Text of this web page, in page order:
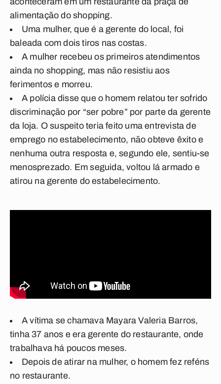
alimentação do shopping.
Uma mulher, que é a gerente do local, foi
baleada com dois tiros nas costas.
A mulher recebeu os primeiros atendimentos
ainda no shopping, mas não resistiu aos
ferimentos e morreu.
A polícia disse que o homem relatou ter sofrido
discriminação por “ser pobre” por parte da gerente
da loja. Osuspeito teria feito uma entrevista de
emprego no estabelecimento, não obteve êxito e
nenhuma outra resposta e, segundo ele, sentiu-se
menosprezado. Em seguida, voltou lá armado e
atirou na gerente do estabelecimento.
A vítima se chamava Mayara Valeria Barros,
tinha 37 anos e era gerente do restaurante, onde
trabalhava há poucos meses.
Depois de atirar na mulher, o homem fez reféns
no restaurante.